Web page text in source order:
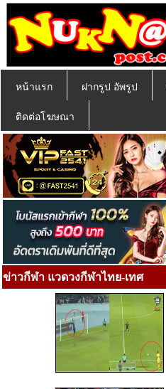
หน้าแรก ฝากรูป อัพรูป
ติดต่อโฆษณา
ข่าวกีฬา แวดวงกีฬาไทย-เทศ